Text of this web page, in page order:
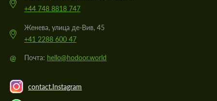
+44 748 8818 747
Женева, улица де-Вив, 45
+41 2288 600 47
@ Почта: hello@hodoor.world
contact.Instagram